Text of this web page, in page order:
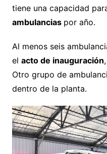
tiene una capacidad
ambulancias por año.
Al menos seis
el acto de inauguración
Otro grupo de
dentro de la planta.